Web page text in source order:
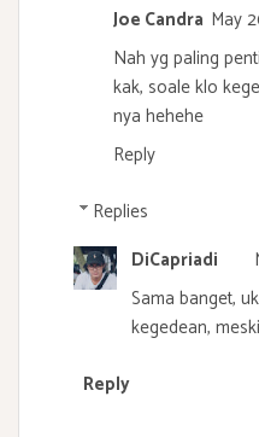
Joe Candra May
Nah yg paling
kak, soale klo
nya hehehe
Reply
Replies
DiCapriadi
Sama banget,
kegedean,
Reply